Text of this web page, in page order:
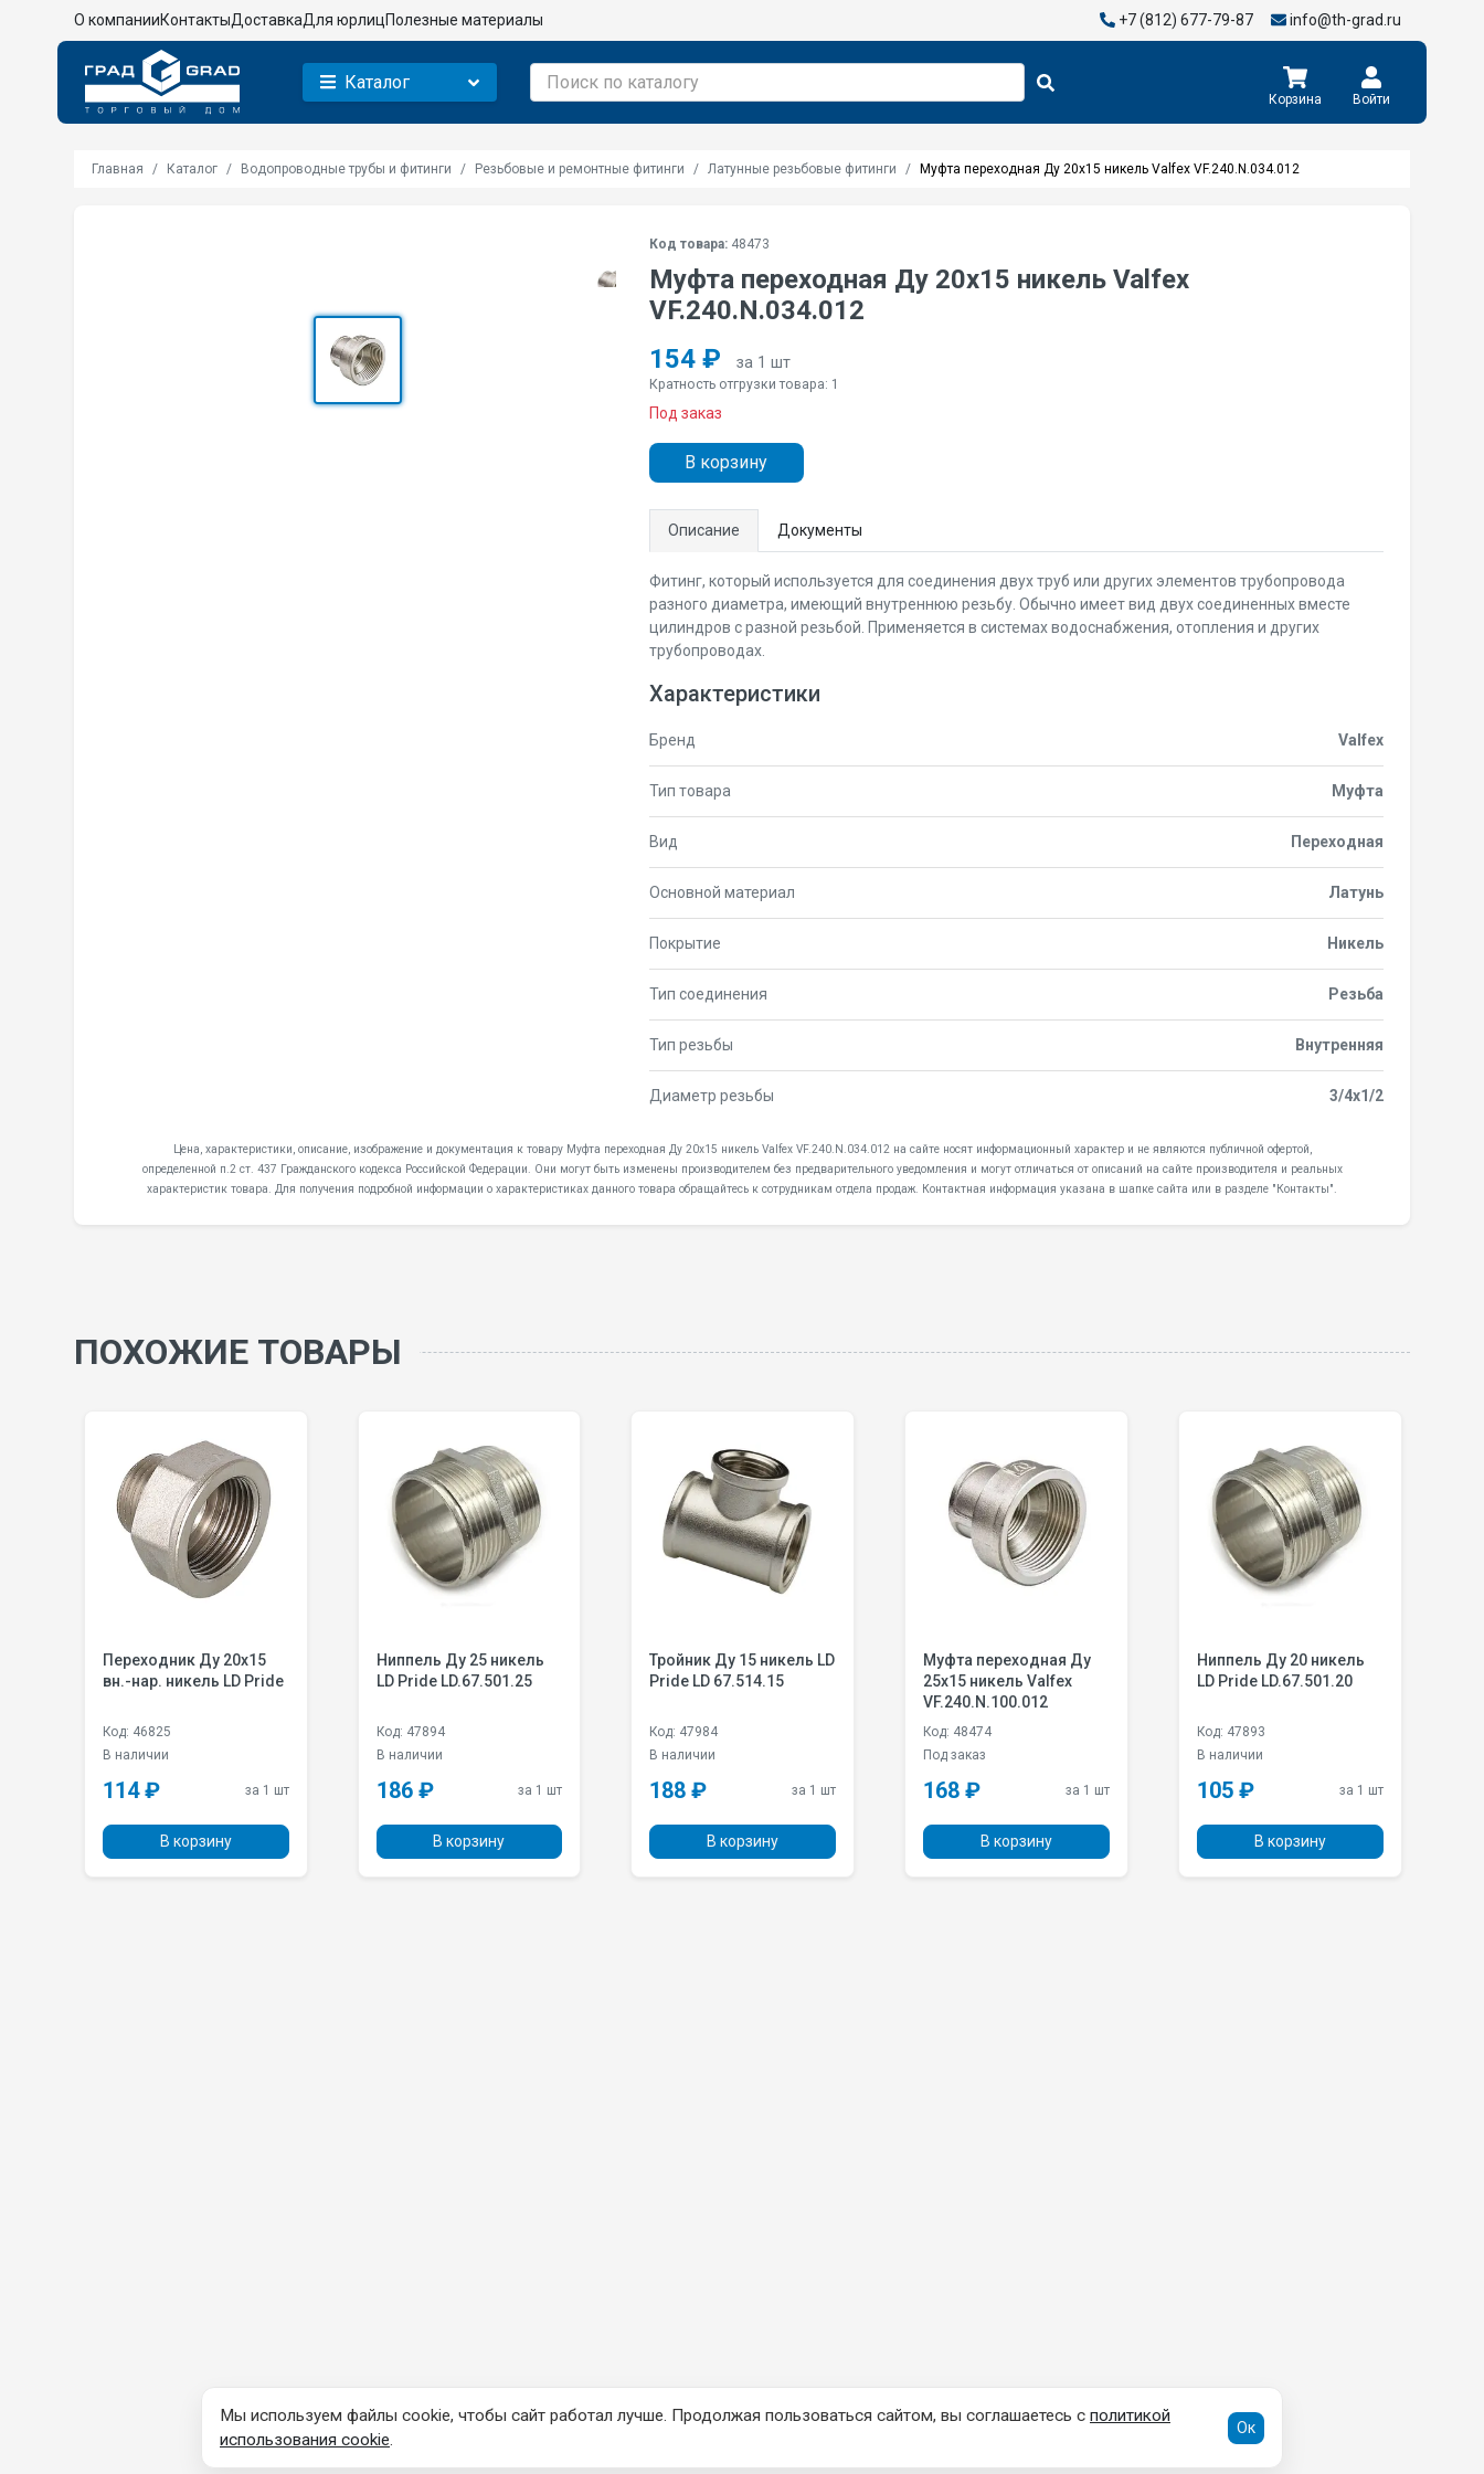
О компанииКонтактыДоставкаДля юрлицПолезные материалы +7 (812) 677-79-87 info@th-grad.ru
Каталог
Корзина Войти
Главная Каталог Водопроводные трубы и фитинги Резьбовые и ремонтные фитинги Латунные резьбовые фитинги Муфта переходная Ду 20х15 никель Valfex VF.240.N.034.012
Код товара:48473
Муфта переходная Ду 20х15 никель Valfex
VF.240.N.034.012
154 ₽
за 1 шт
Кратность отгрузки товара: 1
Под заказ
В корзину
Описание Документы
Фитинг, который используется для соединения двух труб или других элементов трубопровода
разного диаметра, имеющий внутреннюю резьбу. Обычно имеет вид двух соединенных вместе
цилиндров с разной резьбой. Применяется в системах водоснабжения, отопления и других
трубопроводах.
Характеристики
Бренд Valfex
Тип товара Муфта
Вид Переходная
Основной материал Латунь
Покрытие Никель
Тип соединения Резьба
Тип резьбы Внутренняя
Диаметр резьбы 3/4x1/2
Цена, характеристики, описание, изображение и документация к товару Муфта переходная Ду 20х15 никель Valfex VF.240.N.034.012 на сайте носят информационный характер и не являются публичной офертой,
определенной п.2 ст. 437 Гражданского кодекса Российской Федерации. Они могут быть изменены производителем без предварительного уведомления и могут отличаться от описаний на сайте производителя и реальных
характеристик товара. Для получения подробной информации о характеристиках данного товара обращайтесь к сотрудникам отдела продаж. Контактная информация указана в шапке сайта или в разделе "Контакты".
ПОХОЖИЕ ТОВАРЫ
Переходник Ду 20х15
вн.-нар. никель LD Pride
Код: 46825
В наличии
114 ₽ за 1 шт
В корзину
Ниппель Ду 25 никель
LD Pride LD.67.501.25
Код: 47894
В наличии
186 ₽ за 1 шт
В корзину
Тройник Ду 15 никель LD
Pride LD 67.514.15
Код: 47984
В наличии
188 ₽ за 1 шт
В корзину
Муфта переходная Ду
25х15 никель Valfex
VF.240.N.100.012
Код: 48474
Под заказ
168 ₽ за 1 шт
В корзину
Ниппель Ду 20 никель
LD Pride LD.67.501.20
Код: 47893
В наличии
105 ₽ за 1 шт
В корзину
Мы используем файлы cookie, чтобы сайт работал лучше. Продолжая пользоваться сайтом, вы соглашаетесь с политикой
использования cookie.
Ок